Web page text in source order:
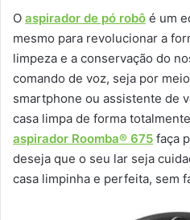
O aspirador de pó robô é um
mesmo para revolucionar a
limpeza e a conservação do
comando de voz, seja por
smartphone ou assistente de
casa limpa de forma
aspirador Roomba® 675 faça
deseja que o seu lar seja
casa limpinha e perfeita, sem